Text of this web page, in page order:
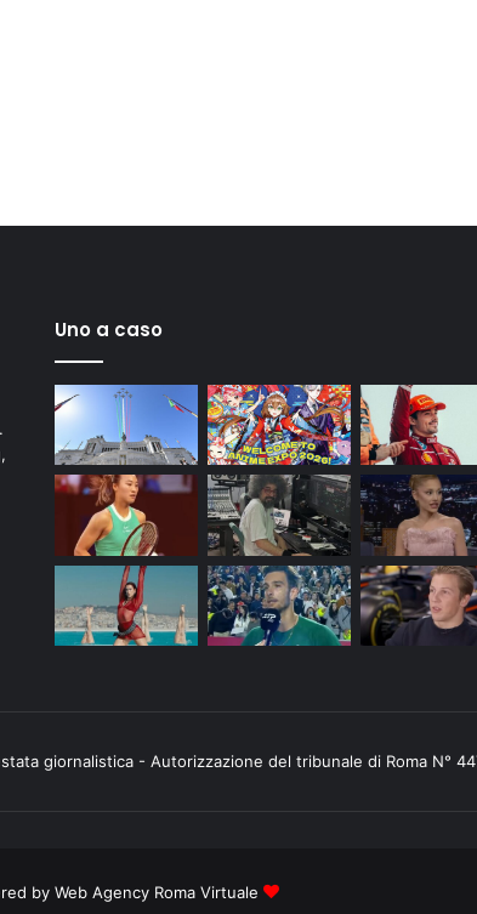
Uno a caso
giornalistica - Autorizzazione del tribunale di Roma N°
by Web Agency Roma Virtuale